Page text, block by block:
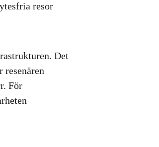
resor
Det
resenären
För